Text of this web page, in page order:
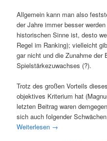
Allgemein kann man also
der Jahre immer besser
historischen Sinne ist, desto
Regel im Ranking); vielleicht
gar nicht und die Zunahme
Spielstärkezuwachses (?).
Trotz des großen Vorteils
objektives Kriterium hat
letzten Beitrag waren
sich auch folgender
Weiterlesen →